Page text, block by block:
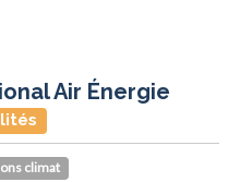
climat